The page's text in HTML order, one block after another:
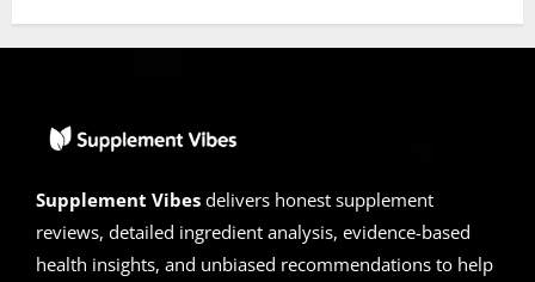
Recensione
di
aver
Supplement Vibes delivers honest supplement
reviews, detailed ingredient analysis, evidence-based
health insights, and unbiased recommendations to help